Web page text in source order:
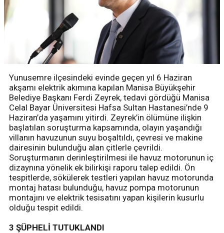
Yunusemre ilçesindeki evinde geçen yıl 6 Haziran
akşamı elektrik akımına kapılan Manisa Büyükşehir
Belediye Başkanı Ferdi Zeyrek, tedavi gördüğü Manisa
Celal Bayar Üniversitesi Hafsa Sultan Hastanesi’nde 9
Haziran’da yaşamını yitirdi. Zeyrek’in ölümüne ilişkin
başlatılan soruşturma kapsamında, olayın yaşandığı
villanın havuzunun suyu boşaltıldı, çevresi ve makine
dairesinin bulunduğu alan çitlerle çevrildi.
Soruşturmanın derinleştirilmesi ile havuz motorunun iç
dizaynına yönelik ek bilirkişi raporu talep edildi. Ön
tespitlerde, sökülerek testleri yapılan havuz motorunda
montaj hatası bulunduğu, havuz pompa motorunun
montajını ve elektrik tesisatını yapan kişilerin kusurlu
olduğu tespit edildi.
3 ŞÜPHELİ TUTUKLANDI